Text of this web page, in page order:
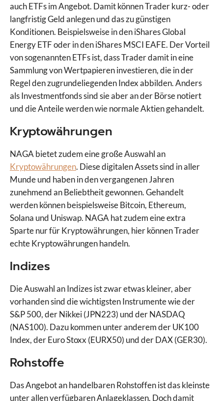
auch ETFs im Angebot. Damit können Trader kurz- oder
langfristig Geld anlegen und das zu günstigen
Konditionen. Beispielsweise in den iShares Global
Energy ETF oder in den iShares MSCI EAFE. Der Vorteil
von sogenannten ETFs ist, dass Trader damit in eine
Sammlung von Wertpapieren investieren, die in der
Regel den zugrundeliegenden Index abbilden. Anders
als Investmentfonds sind sie aber an der Börse notiert
und die Anteile werden wie normale Aktien gehandelt.
Kryptowährungen
NAGA bietet zudem eine große Auswahl an
Kryptowährungen. Diese digitalen Assets sind in aller
Munde und haben in den vergangenen Jahren
zunehmend an Beliebtheit gewonnen. Gehandelt
werden können beispielsweise Bitcoin, Ethereum,
Solana und Uniswap. NAGA hat zudem eine extra
Sparte nur für Kryptowährungen, hier können Trader
echte Kryptowährungen handeln.
Indizes
Die Auswahl an Indizes ist zwar etwas kleiner, aber
vorhanden sind die wichtigsten Instrumente wie der
S&P 500, der Nikkei (JPN223) und der NASDAQ
(NAS100). Dazu kommen unter anderem der UK100
Index, der Euro Stoxx (EURX50) und der DAX (GER30).
Rohstoffe
Das Angebot an handelbaren Rohstoffen ist das kleinste
unter allen verfügbaren Anlageklassen. Doch damit